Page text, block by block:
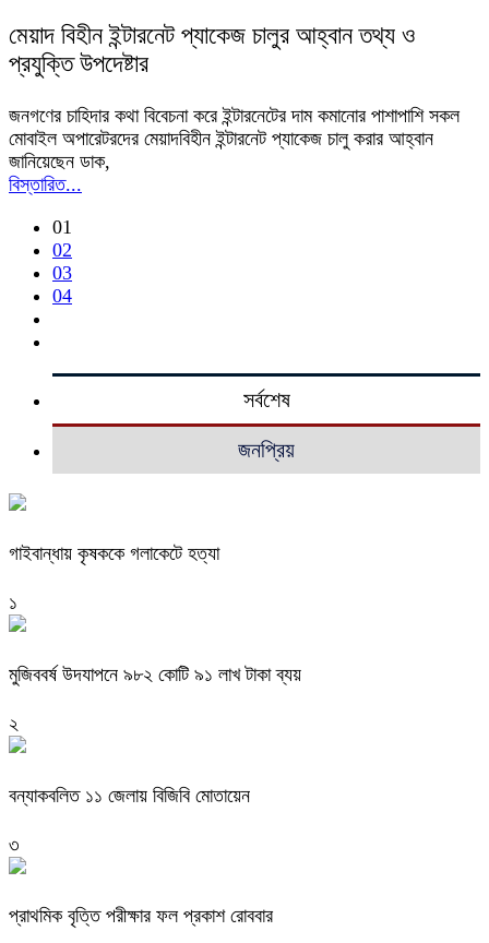
মেয়াদ বিহীন ইন্টারনেট প্যাকেজ চালুর আহ্বান তথ্য ও
প্রযুক্তি উপদেষ্টার
জনগণের চাহিদার কথা বিবেচনা করে ইন্টারনেটের দাম কমানোর পাশাপাশি সকল
মোবাইল অপারেটরদের মেয়াদবিহীন ইন্টারনেট প্যাকেজ চালু করার আহ্বান
জানিয়েছেন ডাক,
বিস্তারিত...
01
02
03
04
সর্বশেষ
জনপ্রিয়
গাইবান্ধায় কৃষককে গলাকেটে হত্যা
১
মুজিববর্ষ উদযাপনে ৯৮২ কোটি ৯১ লাখ টাকা ব্যয়
২
বন্যাকবলিত ১১ জেলায় বিজিবি মোতায়েন
৩
প্রাথমিক বৃত্তি পরীক্ষার ফল প্রকাশ রোববার